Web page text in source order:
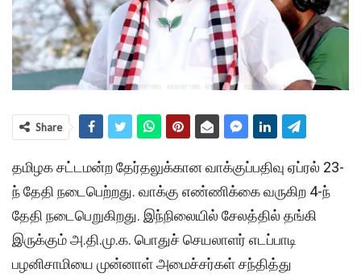
Share
தமிழக சட்டமன்ற தேர்தலுக்கான வாக்குப்பதிவு ஏப்ரல் 23-
ந் தேதி நடைபெற்றது. வாக்கு எண்ணிக்கை வருகிற 4-ந்
தேதி நடைபெறுகிறது. இந்நிலையில் சேலத்தில் தங்கி
இருக்கும் அ.தி.மு.க. பொதுச் செயலாளர் எடப்பாடி
பழனிசாமியை முன்னாள் அமைச்சர்கள் சந்தித்து